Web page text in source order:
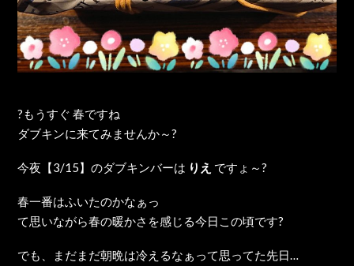
?もうすぐ 春ですね
ダブキンに来てみませんか～?
今夜【3/15】のダブキンバーは りえ ですょ～?
春一番はふいたのかなぁっ
て思いながら春の暖かさを感じる今日この頃です?
でも、まだまだ朝晩は冷えるなぁって思ってた先日…